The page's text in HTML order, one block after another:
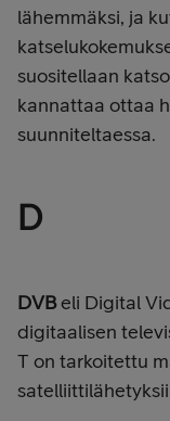
lähemmäksi, ja
suositellaan
kannattaa ottaa
suunniteltaessa.
D
DVBeli Digital
digitaalisen
T on tarkoitettu